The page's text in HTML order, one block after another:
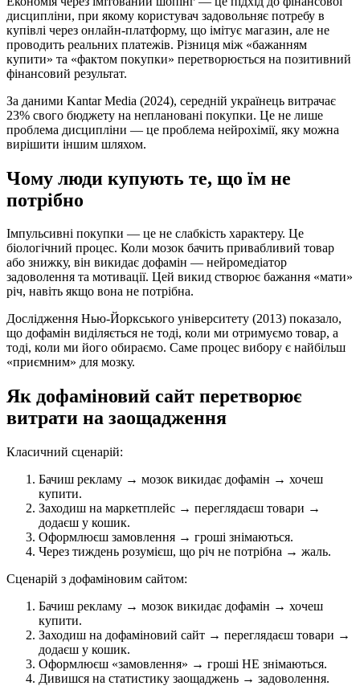
дисципліни, при якому користувач задовольняє потребу в
купівлі через онлайн-платформу, що імітує магазин, але не
проводить реальних платежів. Різниця між «бажанням
купити» та «фактом покупки» перетворюється на позитивний
фінансовий результат.
За даними Kantar Media (2024), середній українець витрачає
23% свого бюджету на неплановані покупки. Це не лише
проблема дисципліни — це проблема нейрохімії, яку можна
вирішити іншим шляхом.
Чому люди купують те, що їм не
потрібно
Імпульсивні покупки — це не слабкість характеру. Це
біологічний процес. Коли мозок бачить привабливий товар
або знижку, він викидає дофамін — нейромедіатор
задоволення та мотивації. Цей викид створює бажання «мати»
річ, навіть якщо вона не потрібна.
Дослідження Нью-Йоркського університету (2013) показало,
що дофамін виділяється не тоді, коли ми отримуємо товар, а
тоді, коли ми його обираємо. Саме процес вибору є найбільш
«приємним» для мозку.
Як дофаміновий сайт перетворює
витрати на заощадження
Класичний сценарій:
Бачиш рекламу → мозок викидає дофамін → хочеш
купити.
Заходиш на маркетплейс → переглядаєш товари →
додаєш у кошик.
Оформлюєш замовлення → гроші знімаються.
Через тиждень розумієш, що річ не потрібна → жаль.
Сценарій з дофаміновим сайтом:
Бачиш рекламу → мозок викидає дофамін → хочеш
купити.
Заходиш на дофаміновий сайт → переглядаєш товари →
додаєш у кошик.
Оформлюєш «замовлення» → гроші НЕ знімаються.
Дивишся на статистику заощаджень → задоволення.